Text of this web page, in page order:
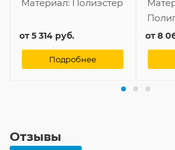
Материал: Полиэстер
от5 314 руб.
Подробнее
от8
Отзывы